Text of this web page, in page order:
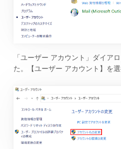
「ユーザー アカウント」ダイア
た。【ユーザー アカウント】を選